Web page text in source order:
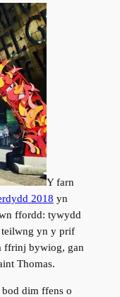
Y farn
2018 yn
ffordd: tywydd
yn y prif
ffrinj bywiog, gan
Thomas.
dim ffens o